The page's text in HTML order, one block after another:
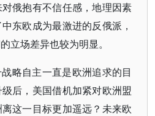
俄抱有不信任感，地理因素
东欧成为最激进的反俄派，
立场差异也较为明显。
略自主一直是欧洲追求的目
后，美国借机加紧对欧洲盟
这一目标更加遥远？未来欧